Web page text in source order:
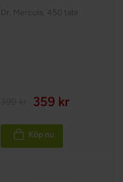
Dr. Mercola 450 tabl
359 kr
Köp nu